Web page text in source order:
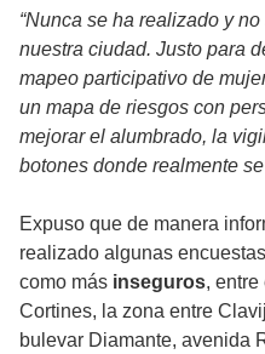
“Nunca se ha realizado y
nuestra ciudad. Justo para
mapeo participativo de
un mapa de riesgos con
mejorar el alumbrado, la
botones donde realmente
Expuso que de manera
realizado algunas
como más inseguros, entre
Cortines, la zona entre
bulevar Diamante, avenida